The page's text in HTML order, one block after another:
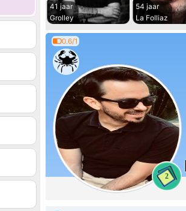
41 jaar
Grolley
54 jaar
La Folliaz
0.6/1
2